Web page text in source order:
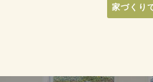
家づくり